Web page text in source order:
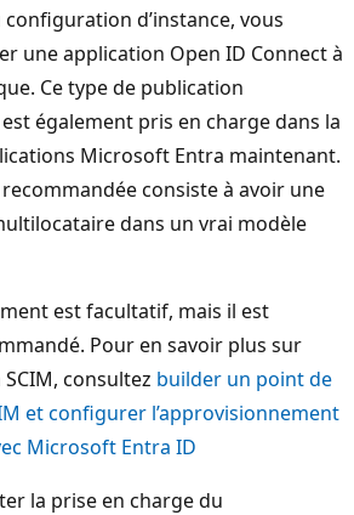
d’instance, vous
une application Open ID Connect à
Ce type de publication
également pris en charge dans la
Microsoft Entra maintenant.
recommandée consiste à avoir une
dans un vrai modèle
est facultatif, mais il est
Pour en savoir plus sur
consultez builder un point de
et configurer l’approvisionnement
Microsoft Entra ID
la prise en charge du